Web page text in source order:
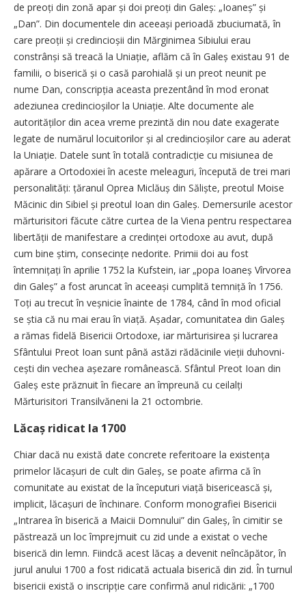
de preoți din zonă apar și doi preoți din Galeș: „Ioaneș” și
„Dan”. Din documentele din ace­eași perioadă zbuciumată, în
care preoții și credincioșii din Mărginimea Sibiului erau
constrânși să treacă la Uniație, aflăm că în Galeș existau 91 de
familii, o biserică și o casă parohială și un preot neunit pe
nume Dan, conscripția aceasta prezentând în mod eronat
adeziunea credincioșilor la Uniație. Alte documente ale
autorităților din acea vreme prezintă din nou date exagerate
legate de numărul locuitorilor și al credincioșilor care au aderat
la Uniație. Datele sunt în totală contradicție cu misiunea de
apărare a Ortodoxiei în aceste meleaguri, începută de trei mari
personalități: țăranul Oprea Mi­clăuș din Săliște, preotul Moise
Mă­cinic din Sibiel și preotul Ioan din Galeș. Demersurile acestor
mărturisitori făcute către curtea de la Viena pentru respectarea
libertății de manifestare a credin­ței ortodoxe au avut, după
cum bine știm, consecințe nedorite. Primii doi au fost
întemnițați în aprilie 1752 la Kufstein, iar „popa Ioaneș Vîrvorea
din Galeș” a fost aruncat în aceeași cumplită tem­niță în 1756.
Toți au trecut în veșnicie înainte de 1784, când în mod oficial
se știa că nu mai erau în viață. Așadar, comunitatea din Galeș
a rămas fidelă Bisericii Ortodoxe, iar mărturisirea și lucrarea
Sfântului Preot Ioan sunt până astăzi rădăcinile vieții duhovni­
cești din vechea așezare românească. Sfântul Preot Ioan din
Galeș este prăznuit în fiecare an împreună cu ceilalți
Mărturisitori Transilvăneni la 21 octombrie.
Lăcaș ridicat la 1700
Chiar dacă nu există date concrete referitoare la existența
primelor lăcașuri de cult din Galeș, se poate afirma că în
comunitate au existat de la începuturi viață bisericească și,
implicit, lăcașuri de închinare. Conform monografiei Bisericii
„Intrarea în biserică a Maicii Domnului” din Galeș, în cimitir se
păstrează un loc împrejmuit cu zid unde a existat o veche
biserică din lemn. Fiindcă acest lăcaș a devenit neîncăpător, în
jurul anului 1700 a fost ridicată actuala biserică din zid. În turnul
bisericii există o inscripție care confirmă anul ridicării: „1700